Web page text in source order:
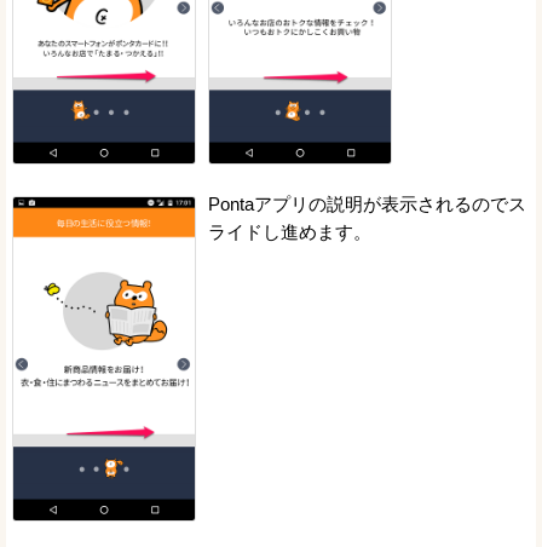
Pontaアプリの説明が表示されるのでス
ライドし進めます。